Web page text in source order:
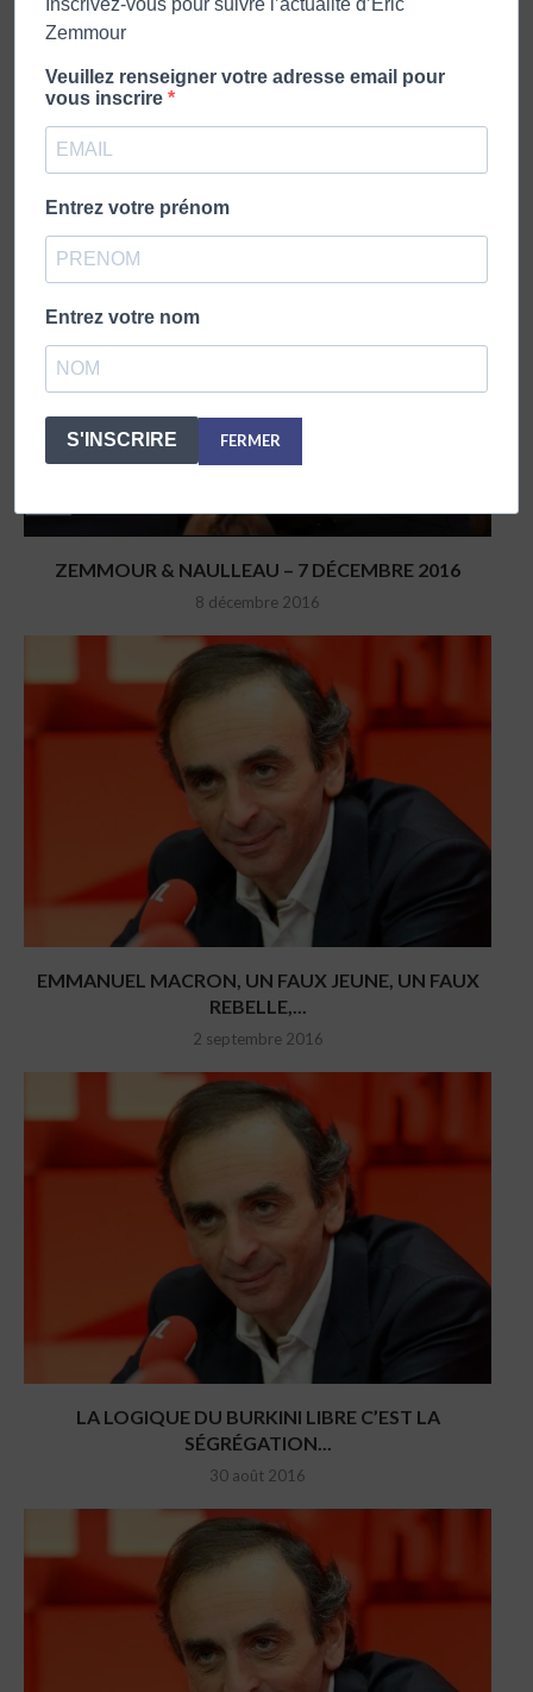
ZEMMOUR & NAULLEAU – 25 MARS 2020
ZEMMOUR & NAULLEAU – 7 DÉCEMBRE 2016
8 décembre 2016
EMMANUEL MACRON, UN FAUX JEUNE, UN FAUX
REBELLE,...
2 septembre 2016
LA LOGIQUE DU BURKINI LIBRE C’EST LA
SÉGRÉGATION...
30 août 2016
Zemmour
Veuillez renseigner votre adresse email pour
vous inscrire
Entrez votre prénom
Entrez votre nom
S'INSCRIRE FERMER